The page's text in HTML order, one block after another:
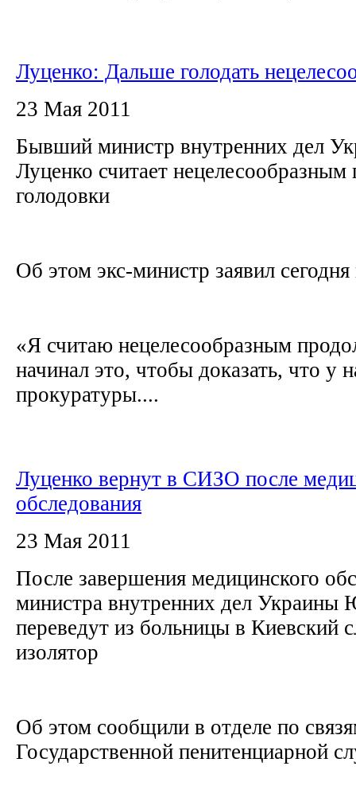
Луценко: Дальше голодать
23 Мая 2011
Бывший министр внутренних дел
Луценко считает
голодовки
Об этом экс-министр заявил
«Я считаю нецелесообразным
начинал это, чтобы доказать, что у
прокуратуры....
Луценко вернут в СИЗО после
обследования
23 Мая 2011
После завершения медицинского
министра внутренних дел Украины
переведут из больницы в Киевский
изолятор
Об этом сообщили в отделе по
Государственной пенитенциарной